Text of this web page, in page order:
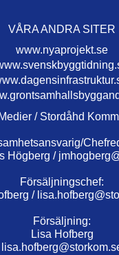
VÅRA ANDRA SITER
www.nyaprojekt.se
/ Stordåhd
Högberg /
Försäljningschef:
/
Försäljning:
Lisa Hofberg